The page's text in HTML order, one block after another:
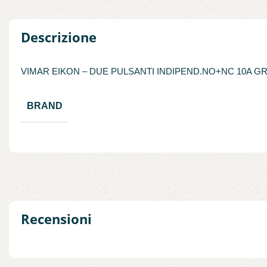
Descrizione
VIMAR EIKON – DUE PULSANTI INDIPEND.NO+NC 10A
BRAND
Recensioni